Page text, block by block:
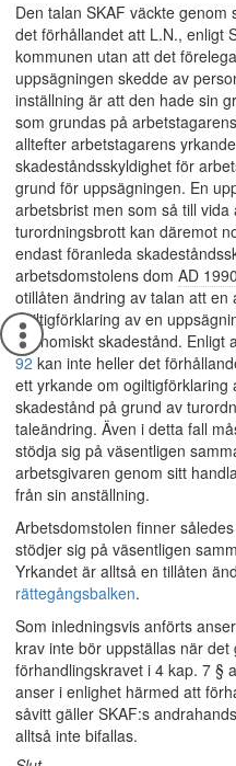
Den talan SKAF väckte
det förhållandet att L.N., enligt
kommunen utan att det
uppsägningen skedde av
inställning är att den hade sin
som grundas på
alltefter arbetstagarens
skadeståndsskyldighet för
grund för uppsägningen. En
arbetsbrist men som så till
turordningsbrott kan däremot
endast föranleda
arbetsdomstolens dom AD
otillåten ändring av talan att
ogiltigförklaring av en
ekonomiskt skadestånd. Enligt
92 kan inte heller det
ett yrkande om
skadestånd på grund av
taleändring. Även i detta fall
stödja sig på väsentligen
arbetsgivaren genom sitt
från sin anställning.
Arbetsdomstolen finner
stödjer sig på väsentligen
Yrkandet är alltså en tillåten
rättegångsbalken.
Som inledningsvis anförts
krav inte bör uppställas när det
förhandlingskravet i 4 kap. 7 §
anser i enlighet härmed att
såvitt gäller SKAF:s
alltså inte bifallas.